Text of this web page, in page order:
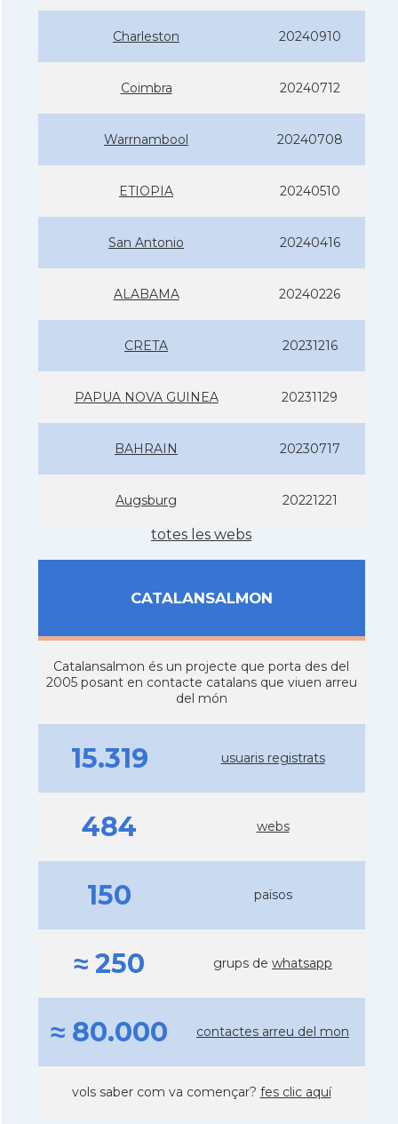
Charleston 20240910
Coimbra 20240712
Warrnambool 20240708
ETIOPIA 20240510
San Antonio 20240416
ALABAMA 20240226
CRETA 20231216
PAPUA NOVA GUINEA 20231129
BAHRAIN 20230717
Augsburg 20221221
totes les webs
CATALANSALMON
Catalansalmon és un projecte que porta des del
2005 posant en contacte catalans que viuen arreu
del món
15.319 usuaris registrats
484 webs
150 països
≈ 250 grups de whatsapp
≈ 80.000 contactes arreu del mon
vols saber com va començar? fes clic aquí